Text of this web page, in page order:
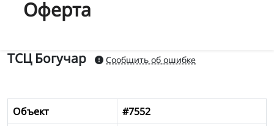
Оферта
ТСЦ Богучар Сообщить об ошибке
Объект
#7552